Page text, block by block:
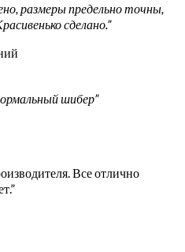
размеры предельно точны,
сделано.”
шибер”
Все отлично